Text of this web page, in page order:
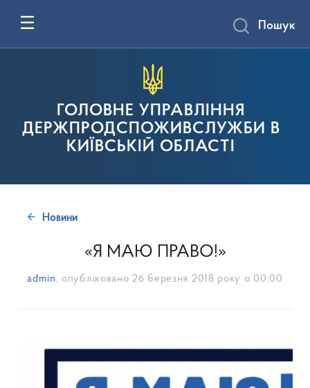
ГОЛОВНЕ УПРАВЛІННЯ
ДЕРЖПРОДСПОЖИВСЛУЖБИ В
КИЇВСЬКІЙ ОБЛАСТІ
Пошук
Новини
«Я МАЮ ПРАВО!»
admin , опубліковано 26 березня 2018 року о 00:00